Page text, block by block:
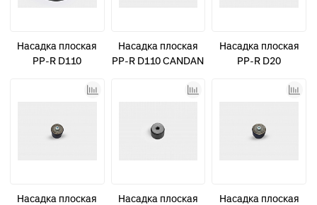
Насадка плоская
PP-R D110
Насадка плоская
PP-R D110 CANDAN
Насадка плоская
PP-R D20
Насадка плоская
Насадка плоская
Насадка плоская